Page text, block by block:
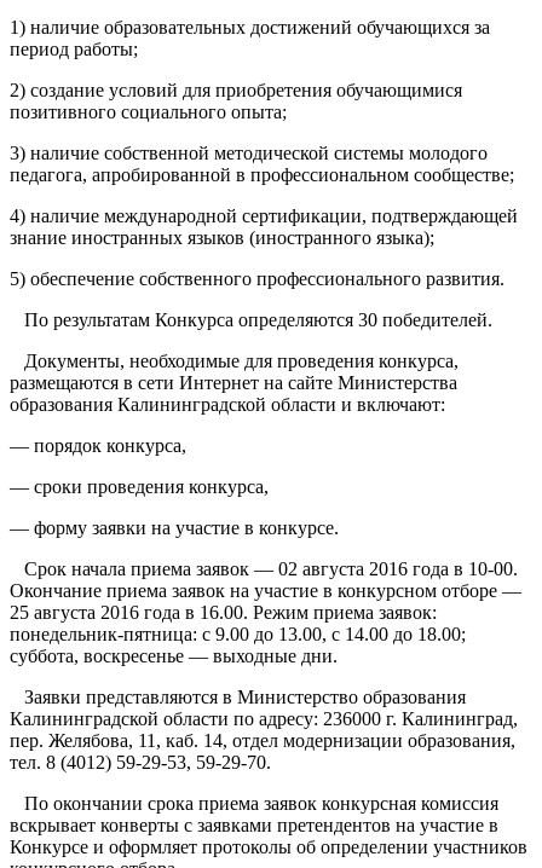
1) наличие образовательных достижений обучающихся за
период работы;
2) создание условий для приобретения обучающимися
позитивного социального опыта;
3) наличие собственной методической системы молодого
педагога, апробированной в профессиональном сообществе;
4) наличие международной сертификации, подтверждающей
знание иностранных языков (иностранного языка);
5) обеспечение собственного профессионального развития.
По результатам Конкурса определяются 30 победителей.
Документы, необходимые для проведения конкурса,
размещаются в сети Интернет на сайте Министерства
образования Калининградской области и включают:
— порядок конкурса,
— сроки проведения конкурса,
— форму заявки на участие в конкурсе.
Срок начала приема заявок — 02 августа 2016 года в 10-00.
Окончание приема заявок на участие в конкурсном отборе —
25 августа 2016 года в 16.00. Режим приема заявок:
понедельник-пятница: с 9.00 до 13.00, с 14.00 до 18.00;
суббота, воскресенье — выходные дни.
Заявки представляются в Министерство образования
Калининградской области по адресу: 236000 г. Калининград,
пер. Желябова, 11, каб. 14, отдел модернизации образования,
тел. 8 (4012) 59-29-53, 59-29-70.
По окончании срока приема заявок конкурсная комиссия
вскрывает конверты с заявками претендентов на участие в
Конкурсе и оформляет протоколы об определении участников